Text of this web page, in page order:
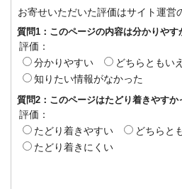
お寄せいただいた評価はサイト運営
質問1：このページの内容は分かりやす
評価：
分かりやすい
どちらともい
知りたい情報がなかった
質問2：このページはたどり着きやすか
評価：
たどり着きやすい
どちらと
たどり着きにくい